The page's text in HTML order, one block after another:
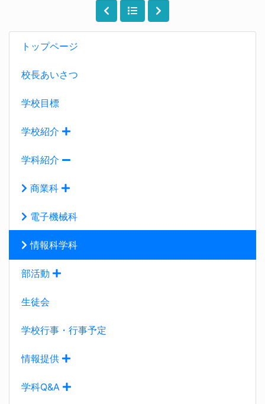
トップページ
校長あいさつ
学校目標
学校紹介
学科紹介
商業科
電子機械科
情報科学科
部活動
生徒会
学校行事・行事予定
情報提供
学科Q&A